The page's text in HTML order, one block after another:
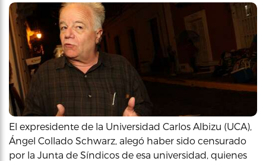
El expresidente de la Universidad Carlos Albizu (UCA),
Ángel Collado Schwarz, alegó haber sido censurado
por la Junta de Síndicos de esa universidad, quienes